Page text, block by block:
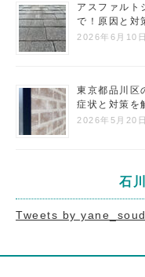
アスファルト
で！原因と対
2026年6月10日
東京都品川区
症状と対策を
2026年5月20日
石
Tweets by